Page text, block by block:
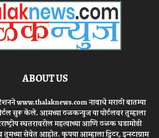
ABOUT US
www.thalaknews.com नावाचे मराठी बातम्या
सुरू केले. आमच्या ठळकन्युज या पोर्टलवर तुम्हाला
स्घतरावरील महत्वाच्या आणि ठळक घडामोडी
सेवेत आहोत. कृपया आम्हाला ट्विटर, इन्स्टाग्राम